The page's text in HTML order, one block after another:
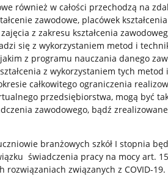
również w całości przechodzą na
zawodowe, placówek kształcenia
z zakresu kształcenia
się z wykorzystaniem metod i
jakim z programu nauczania danego
z wykorzystaniem tych metod
całkowitego ograniczenia
przedsiębiorstwa, mogą być
zawodowego, bądź
branżowych szkół I stopnia
świadczenia pracy na mocy art.
związanych z COVID-19.